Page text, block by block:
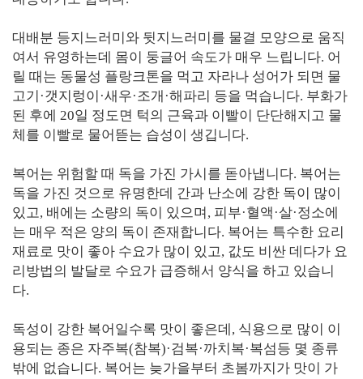
대배분 등지느러미와 뒷지느러미를 물결 모양으로 움직
여서 유영하는데 몸이 둥글어 속도가 매우 느립니다. 어
릴 때는 동물성 플랑크톤을 먹고 자라나 성어가 되면 물
고기·갯지렁이·새우·조개·해파리 등을 먹습니다. 부화가
된 후에 20일 정도면 턱의 근육과 이빨이 단단해지고 물
체를 이빨로 물어뜯는 습성이 생깁니다.
복어는 위험할 때 독을 가진 가시를 돋아냅니다. 복어는
독을 가진 것으로 유명한데 간과 난소에 강한 독이 많이
있고, 배에는 소량의 독이 있으며, 피부·혈액·살·정소에
는 매우 적은 양의 독이 존재합니다. 복어는 특수한 요리
재료로 맛이 좋아 수요가 많이 있고, 값도 비싼 데다가 요
리방법의 발달로 수요가 급증해서 양식을 하고 있습니
다.
독성이 강한 복어일수록 맛이 좋은데, 식용으로 많이 이
용되는 종은 자주복(참복)·검복·까치복·복섬등 몇 종류
밖에 없습니다. 복어는 늦가을부터 초봄까지가 맛이 가